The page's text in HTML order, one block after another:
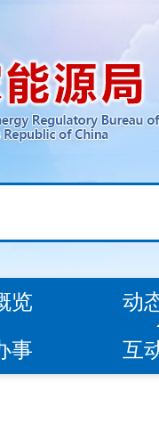
览
动
事
互